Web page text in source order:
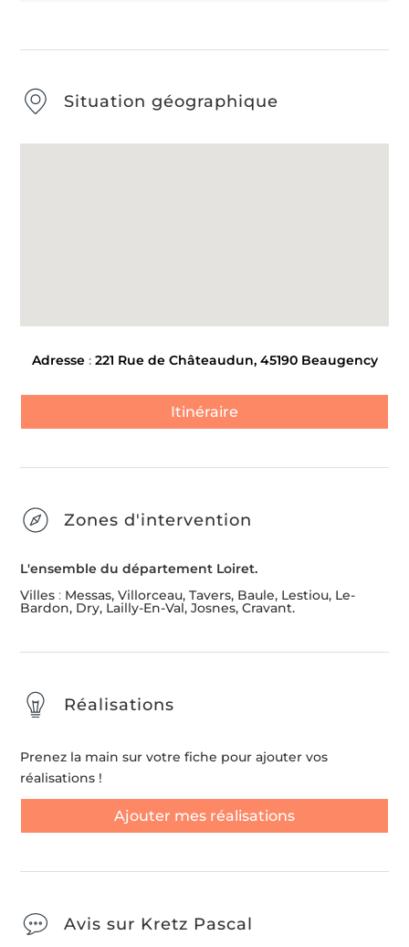
Situation géographique
Adresse: 221 Rue de Châteaudun, 45190 Beaugency
Itinéraire
Zones d'intervention
L'ensemble du département Loiret.
Villes : Messas, Villorceau, Tavers, Baule, Lestiou, Le-
Bardon, Dry, Lailly-En-Val, Josnes, Cravant.
Réalisations
Prenez la main sur votre fiche pour ajouter vos
réalisations !
Ajouter mes réalisations
Avis sur Kretz Pascal